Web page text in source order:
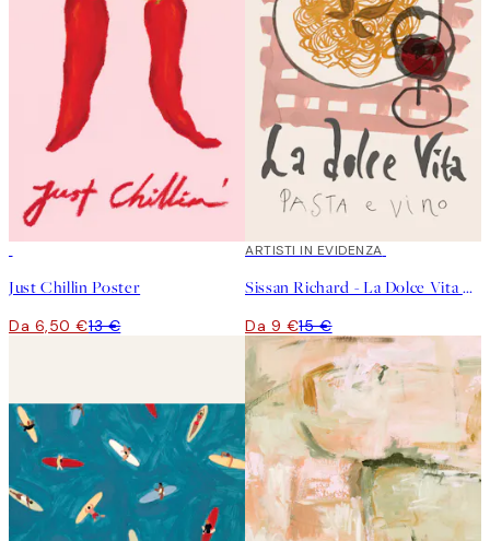
Just Chillin Poster
Da 6,50 €13 €
40%*
ARTISTI IN EVIDENZA
Sissan Richard - La Dolce Vita Poster
Da 9 €15 €